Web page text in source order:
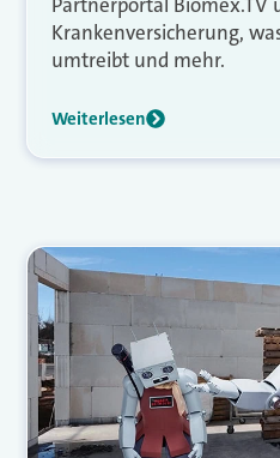
Krankenversicherung,
umtreibt und mehr.
Weiterlesen